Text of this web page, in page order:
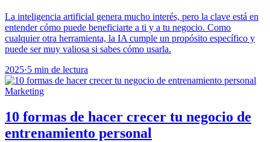
La inteligencia artificial genera mucho interés, pero la clave está en
entender cómo puede beneficiarte a ti y a tu negocio. Como
cualquier otra herramienta, la IA cumple un propósito específico y
puede ser muy valiosa si sabes cómo usarla.
2025·5 min de lectura
Marketing
10 formas de hacer crecer tu negocio de
entrenamiento personal